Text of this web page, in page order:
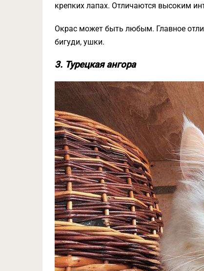
крепких лапах. Отличаются высоким
Окрас может быть любым. Главное
бигуди, ушки.
3. Турецкая ангора